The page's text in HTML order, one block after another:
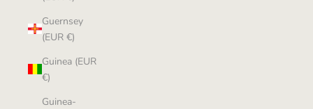
Guernsey
(EUR €)
Guinea (EUR
€)
Guinea-